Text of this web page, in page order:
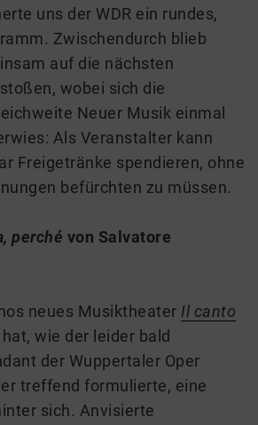
uns der WDR ein rundes,
Zwischendurch blieb
auf die nächsten
wobei sich die
Neuer Musik einmal
Als Veranstalter kann
Freigetränke spendieren, ohne
befürchten zu müssen.
perché von Salvatore
neues Musiktheater Il canto
hat, wie der leider bald
der Wuppertaler Oper
treffend formulierte, eine
sich. Anvisierte